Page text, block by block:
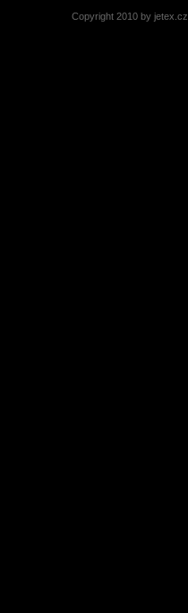
Copyright 2010 by jetex.cz